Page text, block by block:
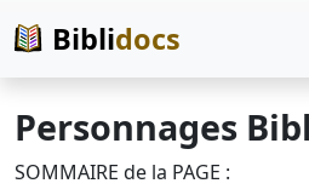
Biblidocs
Personnages
SOMMAIRE de la PAGE :